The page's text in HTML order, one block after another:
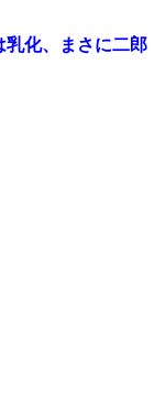
乳化、まさに二郎